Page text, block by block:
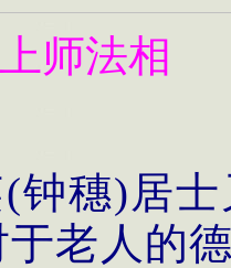
师法相
钟穗)居士
老人的